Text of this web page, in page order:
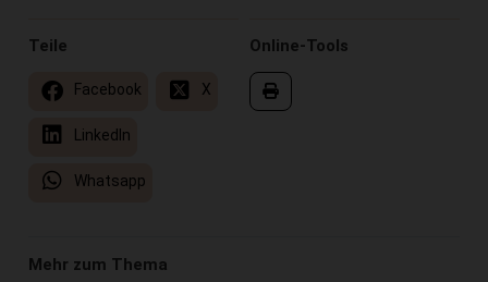
Online-Tools
Teile
Facebook X
LinkedIn
Whatsapp
Mehr zum Thema